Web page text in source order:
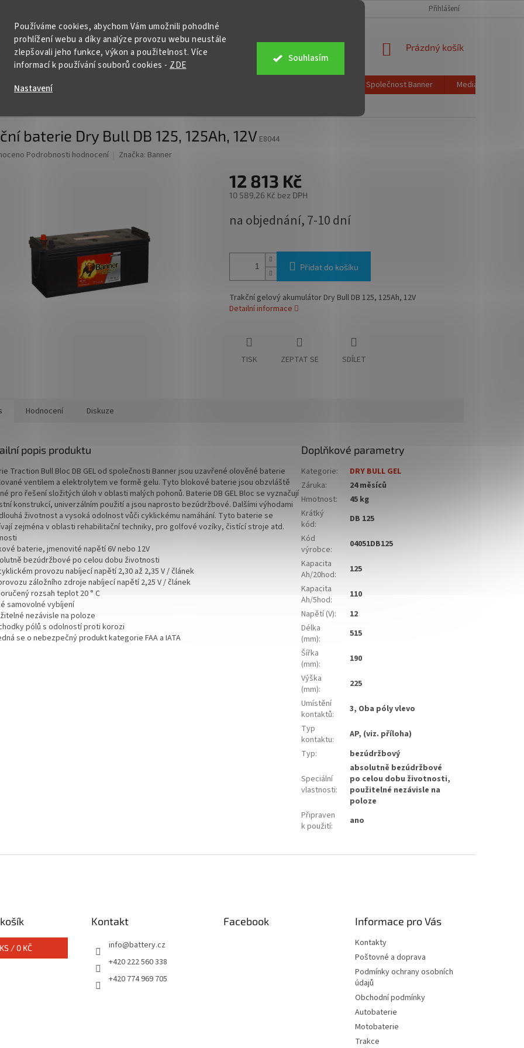
Používáme cookies, abychom Vám umožnili pohodlné
prohlížení webu a díky analýze provozu webu neustále
zlepšovali jeho funkce, výkon a použitelnost. Více
informací k používání souborů cookies - ZDE
Nastavení
Souhlasím
ZPĚTNÝ ODBĚR
Přihlášení
HLEDAT
NÁKUPNÍ
Prázdný košík
baterie Společnost Banner Media info
baterie Dry Bull DB 125, 125Ah, 12V E8044
Podrobnosti hodnocení Značka: Banner
12 813 Kč
10 589,26 Kč bez DPH
cena:
na objednání, 7-10 dní
Přidat do košíku
Trakční gelový akumulátor Dry Bull DB 125, 125Ah, 12V
Detailní informace
TISK ZEPTAT SE SDÍLET
Hodnocení Diskuze
popis produktu
Traction Bull Bloc DB GEL od společnosti Banner jsou uzavřené olověné baterie
ventilem a elektrolytem ve formě gelu. Tyto blokové baterie jsou obzvláště
pro řešení složitých úloh v oblasti malých pohonů. Baterie DB GEL Bloc se vyznačují
konstrukcí, univerzálním použití a jsou naprosto bezúdržbové. Dalšími výhodami
životnost a vysoká odolnost vůči cyklickému namáhání. Tyto baterie se
zejména v oblasti rehabilitační techniky, pro golfové vozíky, čistící stroje atd.
baterie, jmenovité napětí 6V nebo 12V
bezúdržbové po celou dobu životnosti
provozu nabíjecí napětí 2,30 až 2,35 V / článek
záložního zdroje nabíjecí napětí 2,25 V / článek
rozsah teplot 20 ° C
samovolné vybíjení
nezávisle na poloze
pólů s odolností proti korozi
se o nebezpečný produkt kategorie FAA a IATA
Doplňkové parametry
Kategorie:
DRY BULL GEL
Záruka:
24 měsíců
Hmotnost:
45 kg
Krátký
kód:
DB 125
Kód
výrobce:
04051DB125
Kapacita
Ah/20hod:
125
Kapacita
Ah/5hod:
110
Napětí (V):
12
Délka
(mm):
515
Šířka
(mm):
190
Výška
(mm):
225
Umístění
kontaktů:
3, Oba póly vlevo
Typ
kontaktu:
AP, (viz. příloha)
Typ: bezúdržbový
Speciální
vlastnosti:
absolutně bezúdržbové
po celou dobu životnosti,
použitelné nezávisle na
poloze
Připraven
k použití: ano
/ 0 KČ
Kontakt
info@battery.cz
+420 222 560 338
+420 774 969 705
Facebook Informace pro Vás
Kontakty
Poštovné a doprava
Podmínky ochrany osobních
údajů
Obchodní podmínky
Autobaterie
Motobaterie
Trakce